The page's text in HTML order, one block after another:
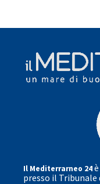
Il Mediterrarneo 24
presso il Tribunale